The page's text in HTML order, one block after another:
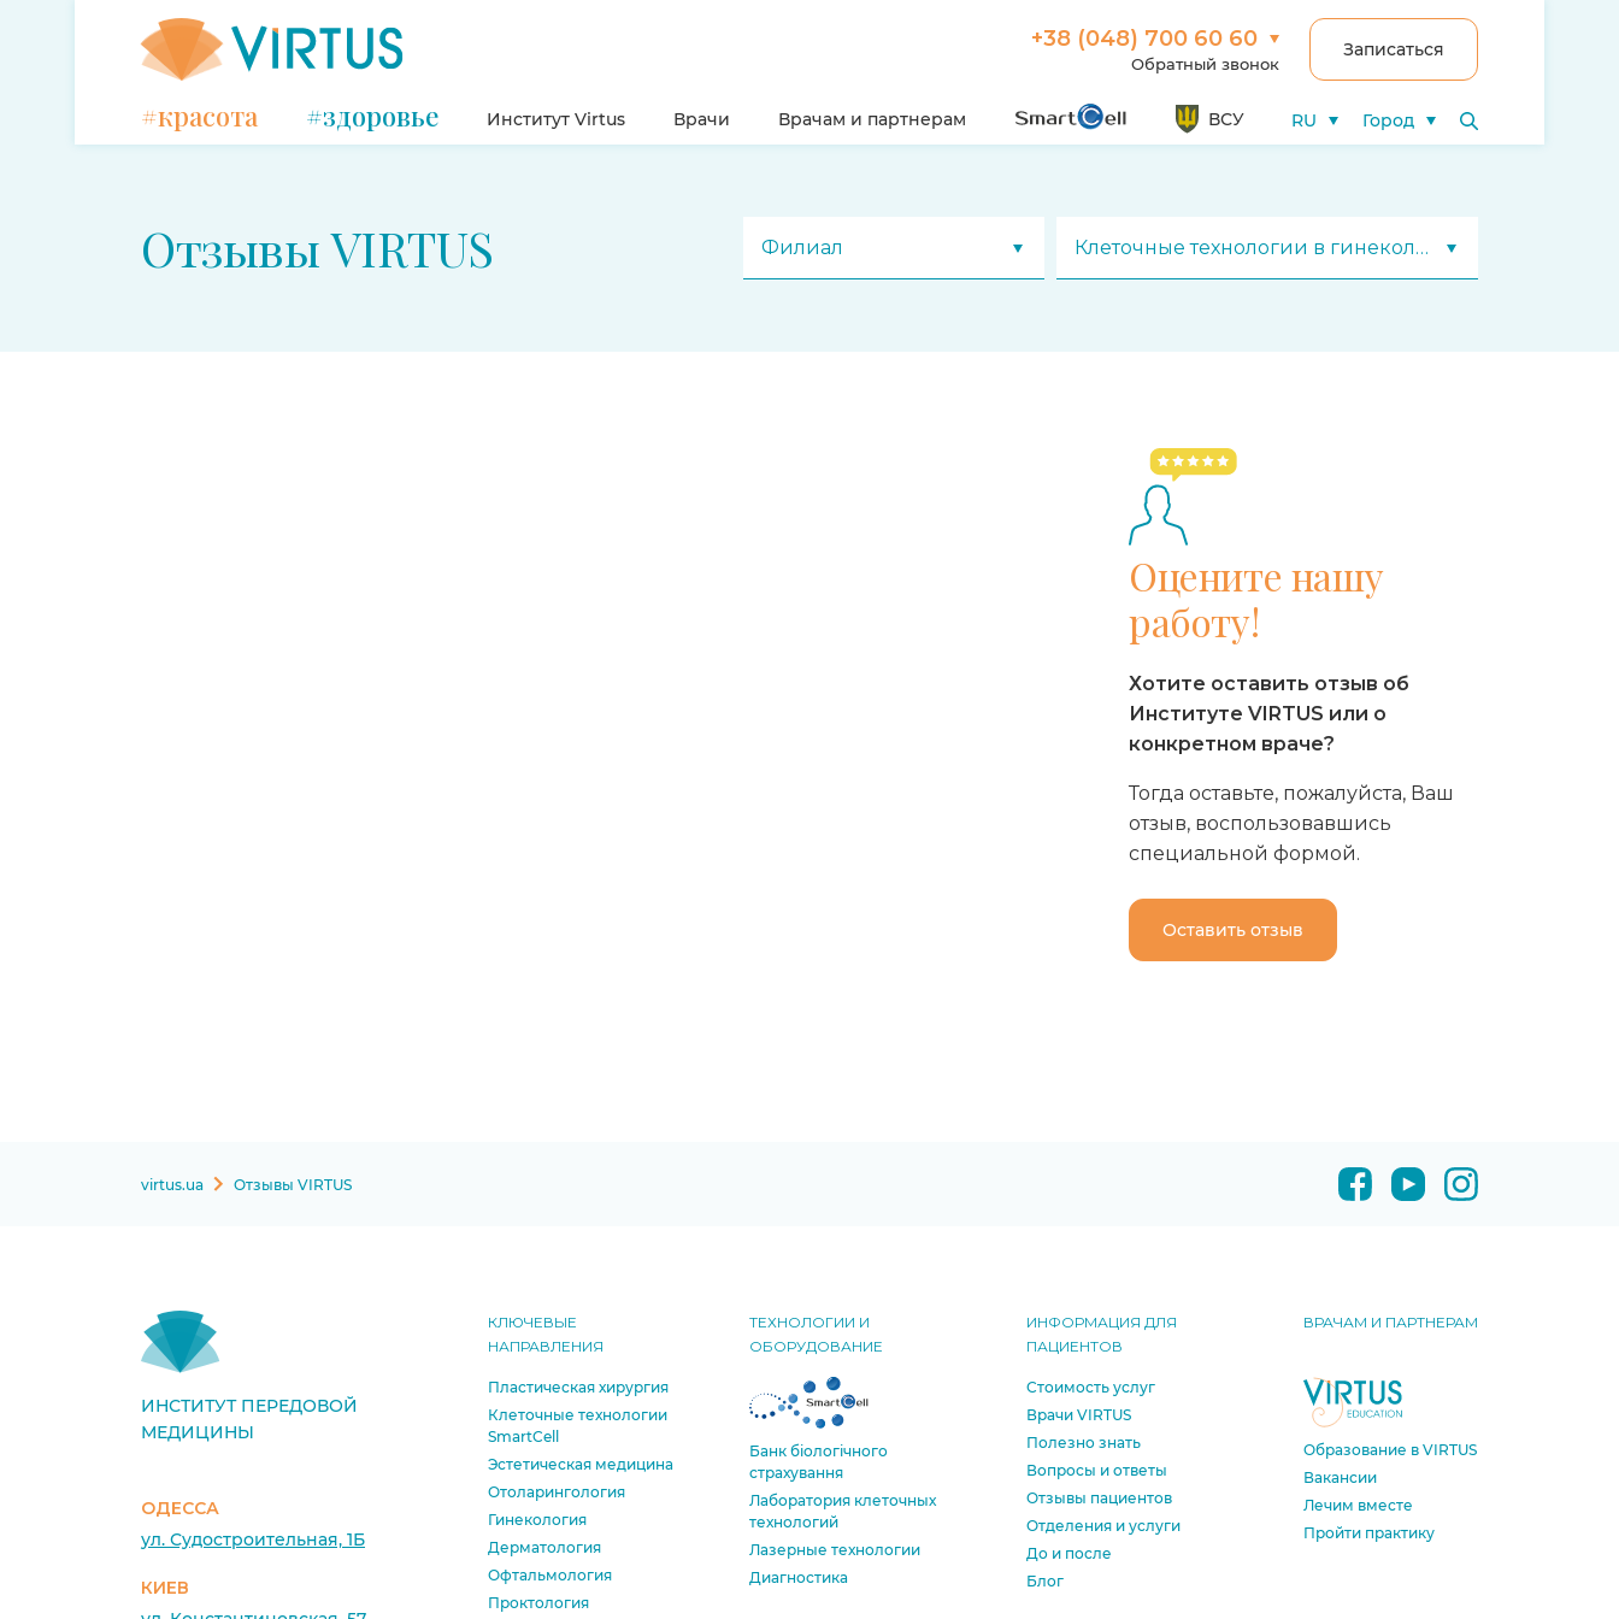
+38 (048) 700 60 60
Обратный звонок
Записаться
#красота #здоровье Институт Virtus Врачи Врачам и партнерам ВСУ RU Город
Отзывы VIRTUS Филиал Клеточные технологии в гинекологии
Оцените нашу
работу!
Хотите оставить отзыв об
Институте VIRTUS или о
конкретном враче?
Тогда оставьте, пожалуйста, Ваш
отзыв, воспользовавшись
специальной формой.
Оставить отзыв
virtus.ua Отзывы VIRTUS
ИНСТИТУТ ПЕРЕДОВОЙ
МЕДИЦИНЫ
ОДЕССА
ул. Судостроительная, 1Б
КИЕВ
КЛЮЧЕВЫЕ
НАПРАВЛЕНИЯ
Пластическая хирургия
Клеточные технологии
SmartCell
Эстетическая медицина
Отоларингология
Гинекология
Дерматология
Офтальмология
Проктология
ТЕХНОЛОГИИ И
ОБОРУДОВАНИЕ
Банк бiологiчного
страхування
Лаборатория клеточных
технологий
Лазерные технологии
Диагностика
ИНФОРМАЦИЯ ДЛЯ
ПАЦИЕНТОВ
Стоимость услуг
Врачи VIRTUS
Полезно знать
Вопросы и ответы
Отзывы пациентов
Отделения и услуги
До и после
Блог
ВРАЧАМ И ПАРТНЕРАМ
Образование в VIRTUS
Вакансии
Лечим вместе
Пройти практику